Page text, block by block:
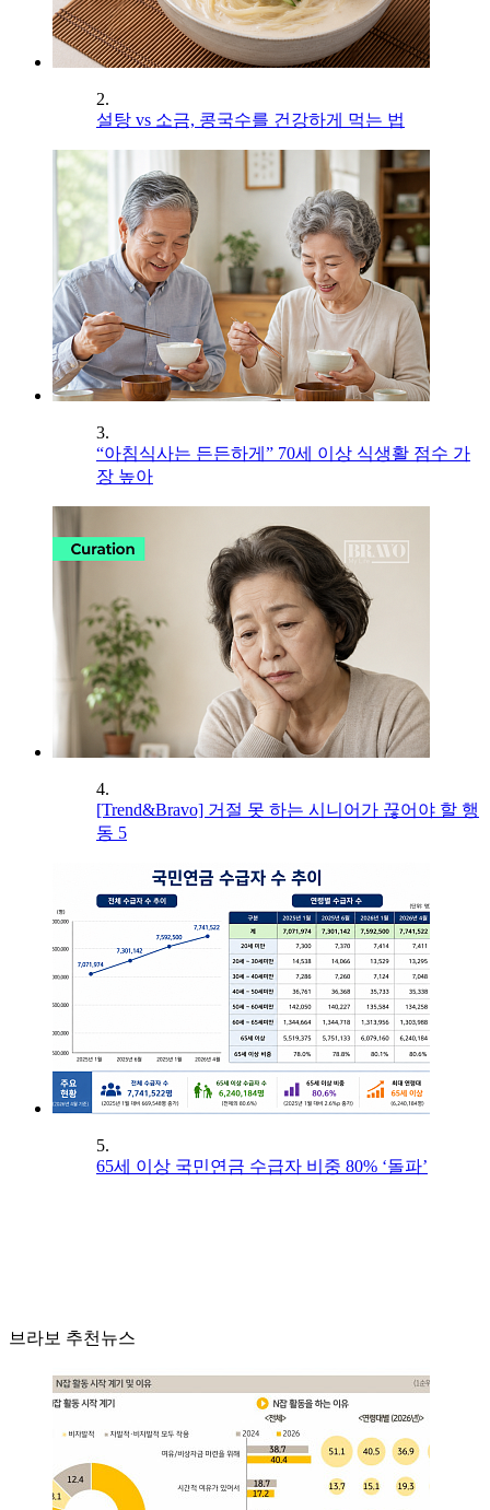
2.
설탕 vs 소금, 콩국수를 건강하게 먹는 법
3.
“아침식사는 든든하게” 70세 이상 식생활 점수 가
장 높아
4.
[Trend&Bravo] 거절 못 하는 시니어가 끊어야 할 행
동 5
5.
65세 이상 국민연금 수급자 비중 80% ‘돌파’
브라보 추천뉴스